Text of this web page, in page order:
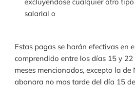
salarial o
Estas pagas se harán efectivas en
comprendido entre los días 15 y
meses mencionados, excepto la de
abonara no mas tarde del día 15